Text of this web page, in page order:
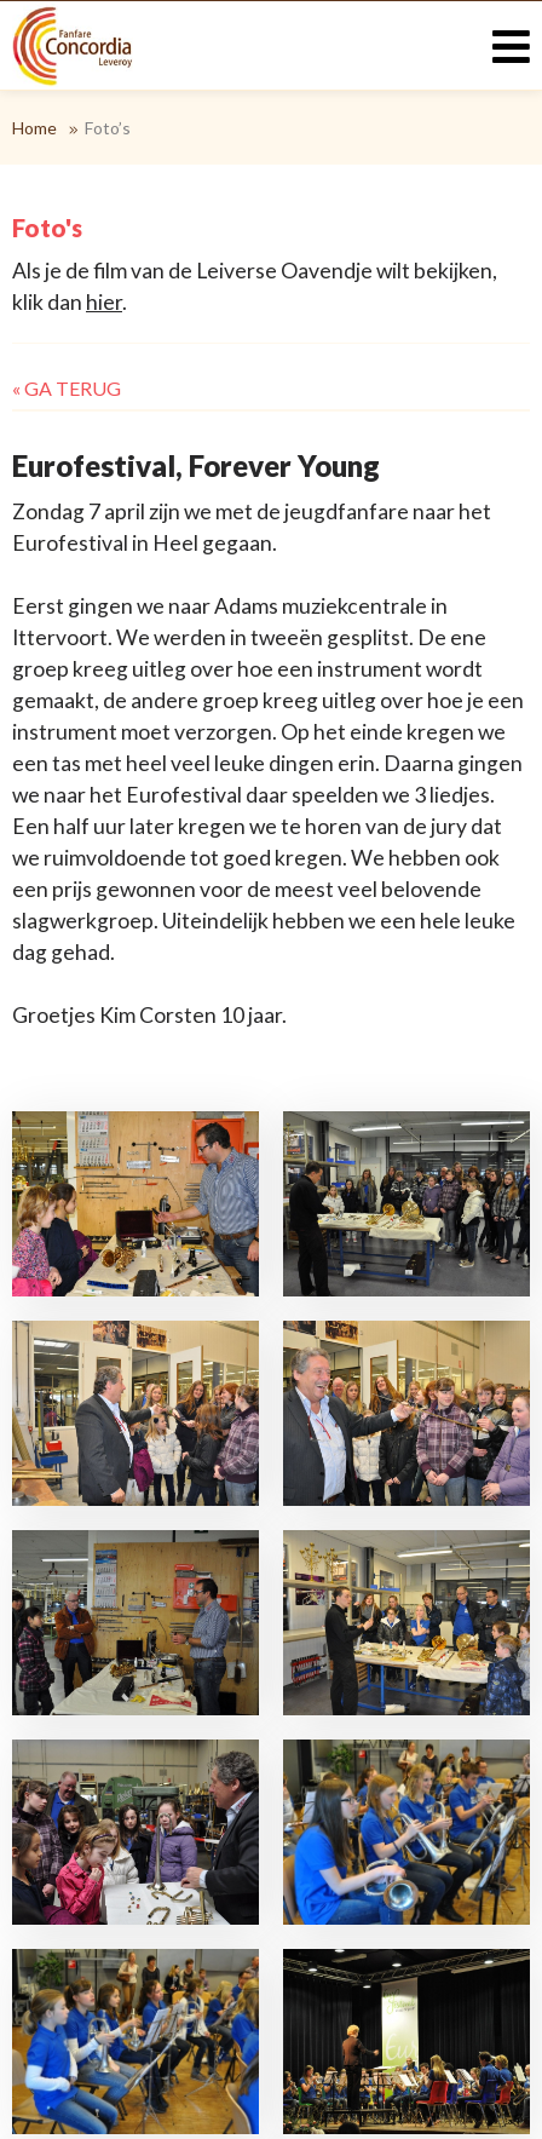
Home Foto’s
Foto's
Als je de film van de Leiverse Oavendje wilt bekijken,
klik dan hier.
« GA TERUG
Eurofestival, Forever Young
Zondag 7 april zijn we met de jeugdfanfare naar het
Eurofestival in Heel gegaan.
Eerst gingen we naar Adams muziekcentrale in
Ittervoort. We werden in tweeën gesplitst. De ene
groep kreeg uitleg over hoe een instrument wordt
gemaakt, de andere groep kreeg uitleg over hoe je een
instrument moet verzorgen. Op het einde kregen we
een tas met heel veel leuke dingen erin. Daarna gingen
we naar het Eurofestival daar speelden we 3 liedjes.
Een half uur later kregen we te horen van de jury dat
we ruimvoldoende tot goed kregen. We hebben ook
een prijs gewonnen voor de meest veel belovende
slagwerkgroep. Uiteindelijk hebben we een hele leuke
dag gehad.
Groetjes Kim Corsten 10 jaar.